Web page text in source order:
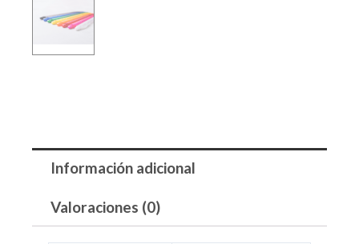
Información adicional
Valoraciones (0)